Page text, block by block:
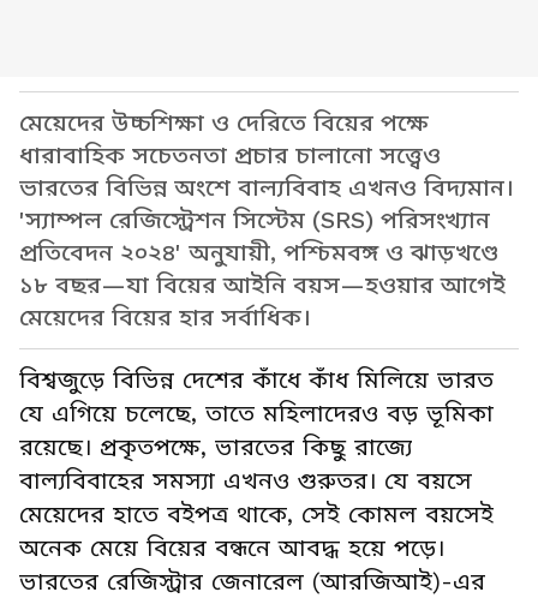
মেয়েদের উচ্চশিক্ষা ও দেরিতে বিয়ের পক্ষে
ধারাবাহিক সচেতনতা প্রচার চালানো সত্ত্বেও
ভারতের বিভিন্ন অংশে বাল্যবিবাহ এখনও বিদ্যমান।
'স্যাম্পল রেজিস্ট্রেশন সিস্টেম (SRS) পরিসংখ্যান
প্রতিবেদন ২০২৪' অনুযায়ী, পশ্চিমবঙ্গ ও ঝাড়খণ্ডে
১৮ বছর—যা বিয়ের আইনি বয়স—হওয়ার আগেই
মেয়েদের বিয়ের হার সর্বাধিক।
বিশ্বজুড়ে বিভিন্ন দেশের কাঁধে কাঁধ মিলিয়ে ভারত
যে এগিয়ে চলেছে, তাতে মহিলাদেরও বড় ভূমিকা
রয়েছে। প্রকৃতপক্ষে, ভারতের কিছু রাজ্যে
বাল্যবিবাহের সমস্যা এখনও গুরুতর। যে বয়সে
মেয়েদের হাতে বইপত্র থাকে, সেই কোমল বয়সেই
অনেক মেয়ে বিয়ের বন্ধনে আবদ্ধ হয়ে পড়ে।
ভারতের রেজিস্ট্রার জেনারেল (আরজিআই)-এর